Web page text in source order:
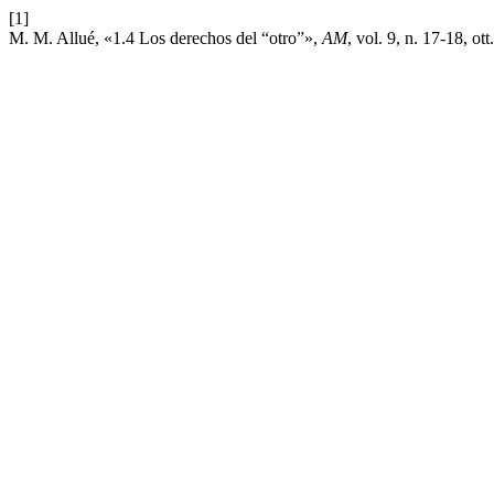
[1]
M. M. Allué, «1.4 Los derechos del “otro”», AM, vol. 9, n. 17-18,